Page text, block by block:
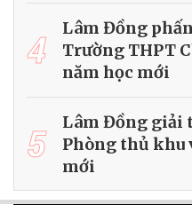
4
Lâm Đồng
Trường THPT
năm học mới
5
Lâm Đồng giải
Phòng thủ khu
mới